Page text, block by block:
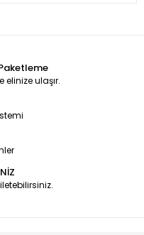
elinize ulaşır.